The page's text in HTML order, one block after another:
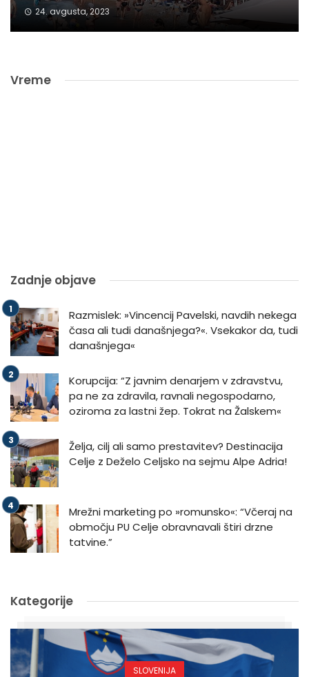
24. avgusta, 2023
Vreme
Zadnje objave
Razmislek: »Vincencij Pavelski, navdih nekega
časa ali tudi današnjega?«. Vsekakor da, tudi
današnjega«
Korupcija: “Z javnim denarjem v zdravstvu,
pa ne za zdravila, ravnali negospodarno,
oziroma za lastni žep. Tokrat na Žalskem«
Želja, cilj ali samo prestavitev? Destinacija
Celje z Deželo Celjsko na sejmu Alpe Adria!
Mrežni marketing po »romunsko«: “Včeraj na
območju PU Celje obravnavali štiri drzne
tatvine.”
Kategorije
SLOVENIJA